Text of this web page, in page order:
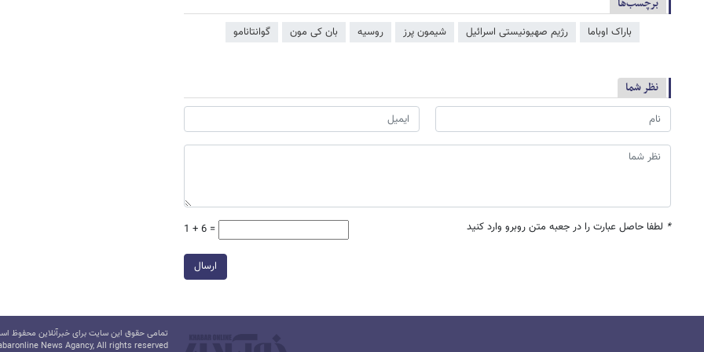
برچسب‌ها
باراک اوباما رژیم صهیونیستی اسرائیل شیمون پرز روسیه بان کی مون گوانتانامو
نظر شما
* لطفا حاصل عبارت را در جعبه متن روبرو وارد کنید 1 + 6 =
ارسال
تمامی حقوق این سایت برای خبرآنلاین محفوظ
News Agancy, All rights reserved